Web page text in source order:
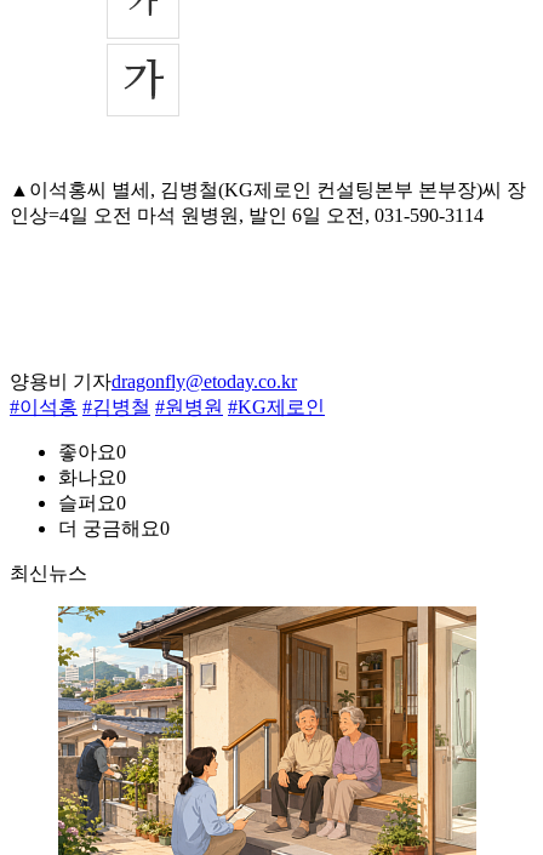
▲이석홍씨 별세, 김병철(KG제로인 컨설팅본부 본부장)씨 장
인상=4일 오전 마석 원병원, 발인 6일 오전, 031-590-3114
양용비 기자dragonfly@etoday.co.kr
#이석홍 #김병철 #원병원 #KG제로인
좋아요0
화나요0
슬퍼요0
더 궁금해요0
최신뉴스